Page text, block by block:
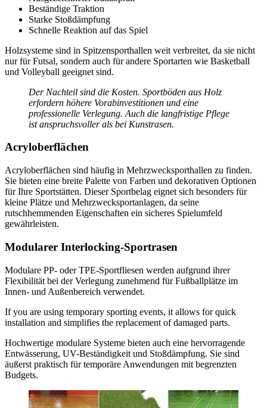
Beständige Traktion
Starke Stoßdämpfung
Schnelle Reaktion auf das Spiel
Holzsysteme sind in Spitzensporthallen weit verbreitet, da sie nicht
nur für Futsal, sondern auch für andere Sportarten wie Basketball
und Volleyball geeignet sind.
Der Nachteil sind die Kosten. Sportböden aus Holz
erfordern höhere Vorabinvestitionen und eine
professionelle Verlegung. Auch die langfristige Pflege
ist anspruchsvoller als bei Kunstrasen.
Acryloberflächen
Acryloberflächen sind häufig in Mehrzwecksporthallen zu finden.
Sie bieten eine breite Palette von Farben und dekorativen Optionen
für Ihre Sportstätten. Dieser Sportbelag eignet sich besonders für
kleine Plätze und Mehrzwecksportanlagen, da seine
rutschhemmenden Eigenschaften ein sicheres Spielumfeld
gewährleisten.
Modularer Interlocking-Sportrasen
Modulare PP- oder TPE-Sportfliesen werden aufgrund ihrer
Flexibilität bei der Verlegung zunehmend für Fußballplätze im
Innen- und Außenbereich verwendet.
If you are using temporary sporting events, it allows for quick
installation and simplifies the replacement of damaged parts.
Hochwertige modulare Systeme bieten auch eine hervorragende
Entwässerung, UV-Beständigkeit und Stoßdämpfung. Sie sind
äußerst praktisch für temporäre Anwendungen mit begrenzten
Budgets.